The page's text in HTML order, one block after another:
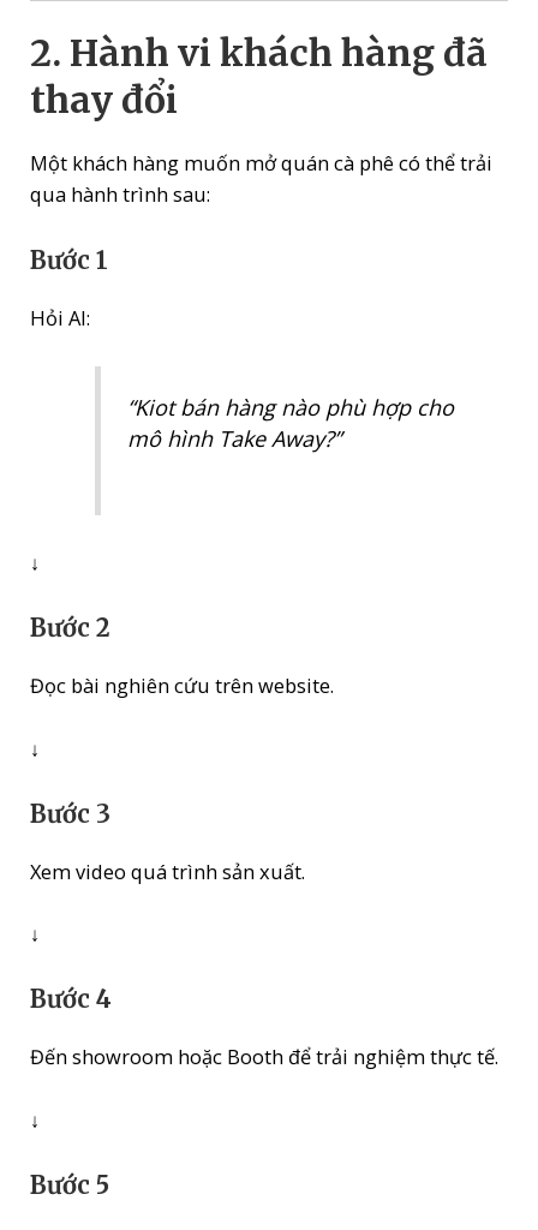
2. Hành vi khách hàng đã
thay đổi
Một khách hàng muốn mở quán cà phê có thể trải
qua hành trình sau:
Bước 1
Hỏi AI:
“Kiot bán hàng nào phù hợp cho
mô hình Take Away?”
↓
Bước 2
Đọc bài nghiên cứu trên website.
↓
Bước 3
Xem video quá trình sản xuất.
↓
Bước 4
Đến showroom hoặc Booth để trải nghiệm thực tế.
↓
Bước 5